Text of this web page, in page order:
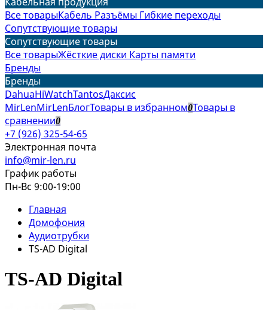
Все товарыКабель Разъёмы Гибкие переходы
Сопутствующие товары
Сопутствующие товары
Все товарыЖёсткие диски Карты памяти
Бренды
Бренды
DahuaHiWatchTantosДаксис
MirLenMirLenБлогТовары в избранном0Товары в
сравнении0
+7 (926) 325-54-65
Электронная почта
info@mir-len.ru
График работы
Пн-Вс 9:00-19:00
Главная
Домофония
Аудиотрубки
TS-AD Digital
TS-AD Digital